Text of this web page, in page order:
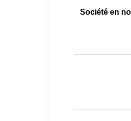
Société en